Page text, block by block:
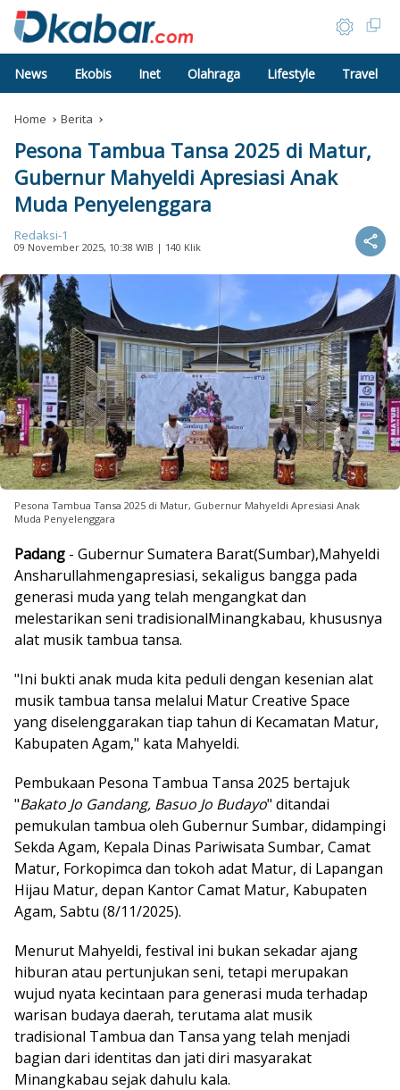
News Ekobis Inet Olahraga Lifestyle Travel
Home Berita
Pesona Tambua Tansa 2025 di Matur,
Gubernur Mahyeldi Apresiasi Anak
Muda Penyelenggara
Redaksi-1
09 November 2025, 10:38 WIB | 140 Klik
Pesona Tambua Tansa 2025 di Matur, Gubernur Mahyeldi Apresiasi Anak
Muda Penyelenggara
Padang - Gubernur Sumatera Barat(Sumbar),Mahyeldi
Ansharullahmengapresiasi, sekaligus bangga pada
generasi muda yang telah mengangkat dan
melestarikan seni tradisionalMinangkabau, khususnya
alat musik tambua tansa.
"Ini bukti anak muda kita peduli dengan kesenian alat
musik tambua tansa melalui Matur Creative Space
yang diselenggarakan tiap tahun di Kecamatan Matur,
Kabupaten Agam," kata Mahyeldi.
Pembukaan Pesona Tambua Tansa 2025 bertajuk
"Bakato Jo Gandang, Basuo Jo Budayo" ditandai
pemukulan tambua oleh Gubernur Sumbar, didampingi
Sekda Agam, Kepala Dinas Pariwisata Sumbar, Camat
Matur, Forkopimca dan tokoh adat Matur, di Lapangan
Hijau Matur, depan Kantor Camat Matur, Kabupaten
Agam, Sabtu (8/11/2025).
Menurut Mahyeldi, festival ini bukan sekadar ajang
hiburan atau pertunjukan seni, tetapi merupakan
wujud nyata kecintaan para generasi muda terhadap
warisan budaya daerah, terutama alat musik
tradisional Tambua dan Tansa yang telah menjadi
bagian dari identitas dan jati diri masyarakat
Minangkabau sejak dahulu kala.